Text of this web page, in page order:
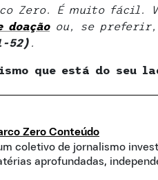
Zero. É muito fácil.
doação ou, se preferir,
52) .
que está do seu
Zero Conteúdo
coletivo de jornalismo
aprofundadas,